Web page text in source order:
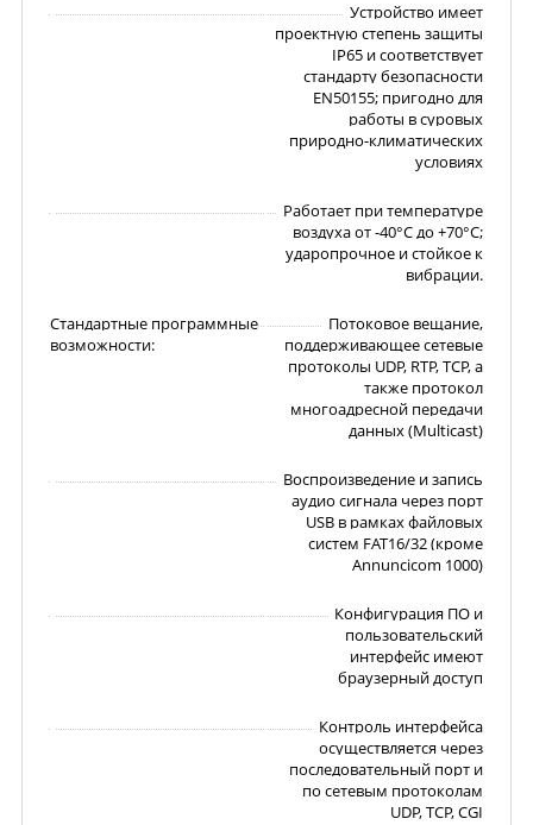
Устройство имеет
проектную степень защиты
IP65 и соответствует
стандарту безопасности
EN50155; пригодно для
работы в суровых
природно-климатических
условиях
Работает при температуре
воздуха от -40°C до +70°C;
ударопрочное и стойкое к
вибрации.
Стандартные программные
возможности:
Потоковое вещание,
поддерживающее сетевые
протоколы UDP, RTP, TCP, а
также протокол
многоадресной передачи
данных (Multicast)
Воспроизведение и запись
аудио сигнала через порт
USB в рамках файловых
систем FAT16/32 (кроме
Annuncicom 1000)
Конфигурация ПО и
пользовательский
интерфейс имеют
браузерный доступ
Контроль интерфейса
осуществляется через
последовательный порт и
по сетевым протоколам
UDP, TCP, CGI